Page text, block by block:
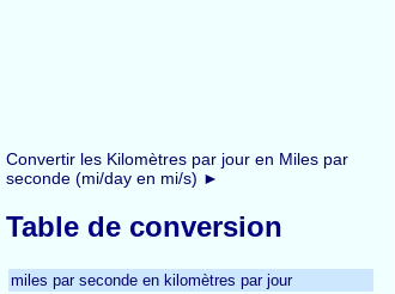
Convertir les Kilomètres par jour en Miles par
seconde (mi/day en mi/s) ►
Table de conversion
miles par seconde en kilomètres par jour